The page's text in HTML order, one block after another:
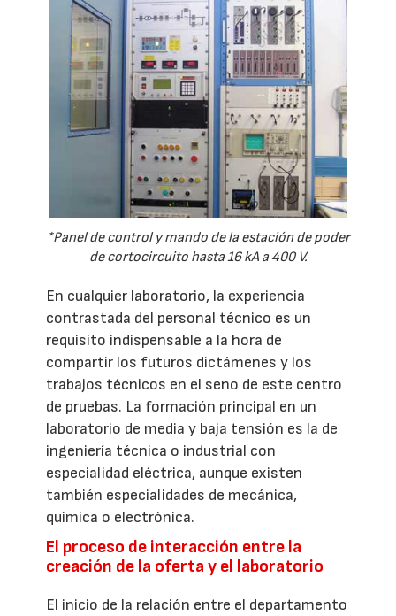
*Panel de control y mando de la estación de poder
de cortocircuito hasta 16 kA a 400 V.
En cualquier laboratorio, la experiencia
contrastada del personal técnico es un
requisito indispensable a la hora de
compartir los futuros dictámenes y los
trabajos técnicos en el seno de este centro
de pruebas. La formación principal en un
laboratorio de media y baja tensión es la de
ingeniería técnica o industrial con
especialidad eléctrica, aunque existen
también especialidades de mecánica,
química o electrónica.
El proceso de interacción entre la
creación de la oferta y el laboratorio
El inicio de la relación entre el departamento